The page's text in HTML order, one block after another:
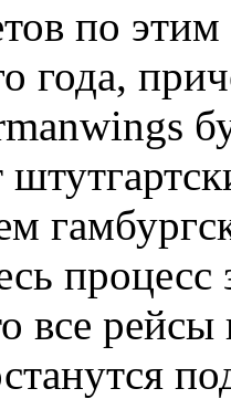
по
года,
процесс
все